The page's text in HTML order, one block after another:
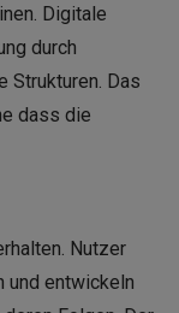
Digitale
durch
Strukturen. Das
dass die
Nutzer
und entwickeln